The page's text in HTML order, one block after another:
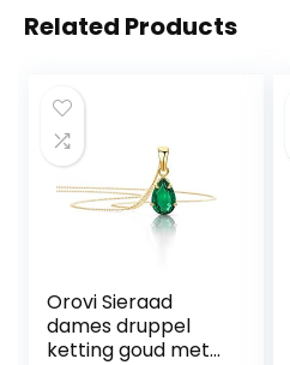
Related Products
Orovi Sieraad
dames druppel
ketting goud met